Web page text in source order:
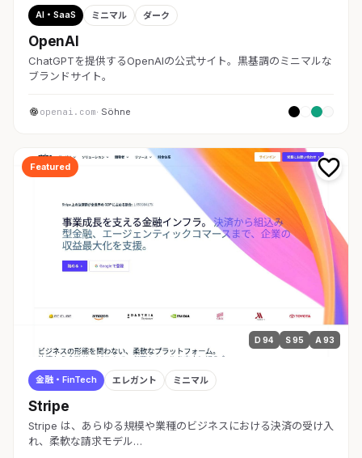
AI・SaaS ミニマル ダーク
OpenAI
ChatGPTを提供するOpenAIの公式サイト。黒基調のミニマルな
ブランドサイト。
openai.com· Söhne
Featured
D 94 S 95 A 93
金融・FinTech エレガント ミニマル
Stripe
Stripe は、あらゆる規模や業種のビジネスにおける決済の受け入
れ、柔軟な請求モデル…